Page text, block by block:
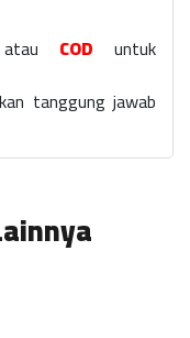
atau COD untuk
tanggung jawab